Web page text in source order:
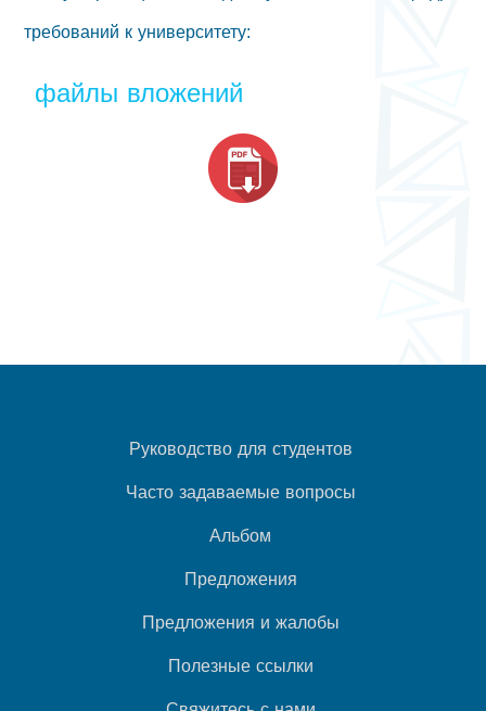
требований к университету:
файлы вложений
Руководство для студентов
Часто задаваемые вопросы
Альбом
Предложения
Предложения и жалобы
Полезные ссылки